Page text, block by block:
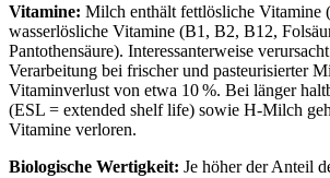
Vitamine: Milch enthält fettlösliche
wasserlösliche Vitamine (B1, B2, B12,
Pantothensäure). Interessanterweise
Verarbeitung bei frischer und pasteurisierter
Vitaminverlust von etwa 10 %. Bei länger
(ESL = extended shelf life) sowie H-Milch
Vitamine verloren.
Biologische Wertigkeit: Je höher der Anteil